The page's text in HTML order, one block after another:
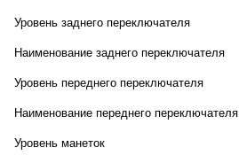
Уровень заднего переключателя
Наименование заднего переключателя
Уровень переднего переключателя
Наименование переднего переключателя
Уровень манеток